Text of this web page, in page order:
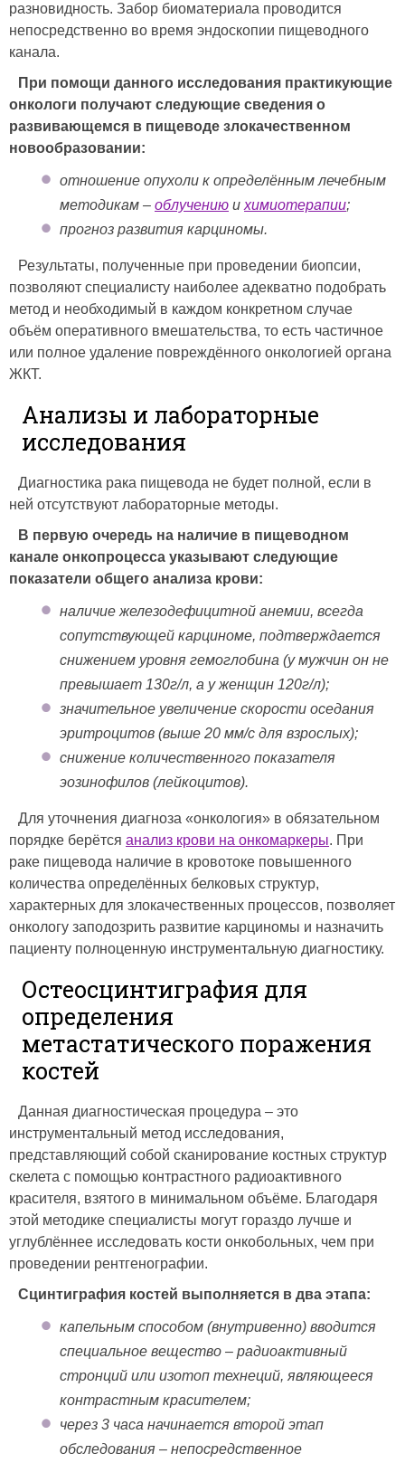
разновидность. Забор биоматериала проводится
непосредственно во время эндоскопии пищеводного
канала.
При помощи данного исследования практикующие
онкологи получают следующие сведения о
развивающемся в пищеводе злокачественном
новообразовании:
отношение опухоли к определённым лечебным
методикам – облучению и химиотерапии;
прогноз развития карциномы.
Результаты, полученные при проведении биопсии,
позволяют специалисту наиболее адекватно подобрать
метод и необходимый в каждом конкретном случае
объём оперативного вмешательства, то есть частичное
или полное удаление повреждённого онкологией органа
ЖКТ.
Анализы и лабораторные
исследования
Диагностика рака пищевода не будет полной, если в
ней отсутствуют лабораторные методы.
В первую очередь на наличие в пищеводном
канале онкопроцесса указывают следующие
показатели общего анализа крови:
наличие железодефицитной анемии, всегда
сопутствующей карциноме, подтверждается
снижением уровня гемоглобина (у мужчин он не
превышает 130г/л, а у женщин 120г/л);
значительное увеличение скорости оседания
эритроцитов (выше 20 мм/с для взрослых);
снижение количественного показателя
эозинофилов (лейкоцитов).
Для уточнения диагноза «онкология» в обязательном
порядке берётся анализ крови на онкомаркеры. При
раке пищевода наличие в кровотоке повышенного
количества определённых белковых структур,
характерных для злокачественных процессов, позволяет
онкологу заподозрить развитие карциномы и назначить
пациенту полноценную инструментальную диагностику.
Остеосцинтиграфия для
определения
метастатического поражения
костей
Данная диагностическая процедура – это
инструментальный метод исследования,
представляющий собой сканирование костных структур
скелета с помощью контрастного радиоактивного
красителя, взятого в минимальном объёме. Благодаря
этой методике специалисты могут гораздо лучше и
углублённее исследовать кости онкобольных, чем при
проведении рентгенографии.
Сцинтиграфия костей выполняется в два этапа:
капельным способом (внутривенно) вводится
специальное вещество – радиоактивный
стронций или изотоп технеций, являющееся
контрастным красителем;
через 3 часа начинается второй этап
обследования – непосредственное